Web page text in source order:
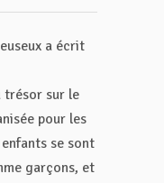
a écrit
trésor sur le
pour les
se sont
garçons, et